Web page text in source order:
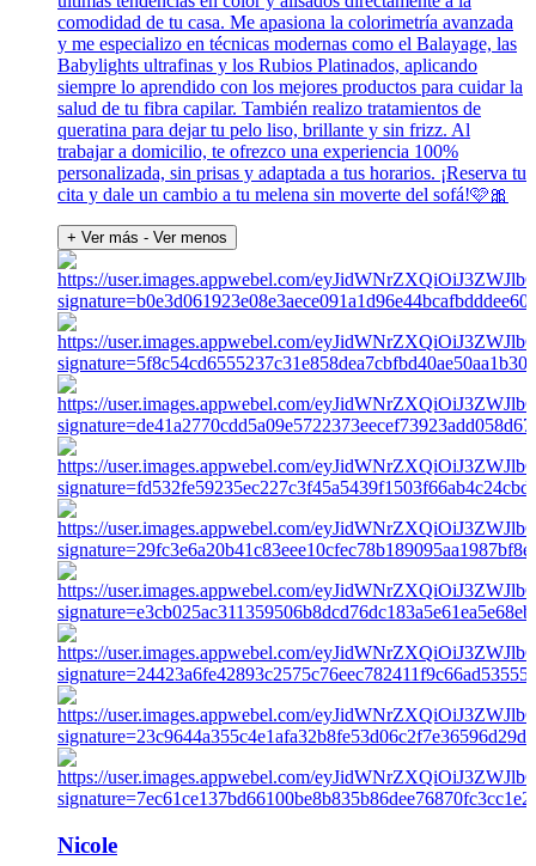
comodidad de tu casa. Me apasiona la colorimetría avanzada
y me especializo en técnicas modernas como el Balayage, las
Babylights ultrafinas y los Rubios Platinados, aplicando
siempre lo aprendido con los mejores productos para cuidar la
salud de tu fibra capilar. También realizo tratamientos de
queratina para dejar tu pelo liso, brillante y sin frizz. Al
trabajar a domicilio, te ofrezco una experiencia 100%
personalizada, sin prisas y adaptada a tus horarios. ¡Reserva tu
cita y dale un cambio a tu melena sin moverte del sofá!🩷🎀
+ Ver más - Ver menos
Nicole